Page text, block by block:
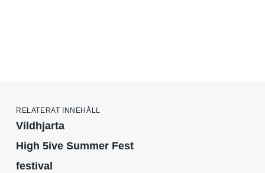
RELATERAT INNEHÅLL
Vildhjarta
High 5ive Summer Fest
festival